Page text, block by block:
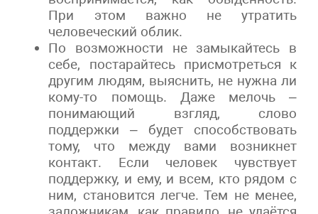
При этом важно не утратить
человеческий облик.
По возможности не замыкайтесь в
себе, постарайтесь присмотреться к
другим людям, выяснить, не нужна ли
кому-то помощь. Даже мелочь –
понимающий взгляд, слово
поддержки – будет способствовать
тому, что между вами возникнет
контакт. Если человек чувствует
поддержку, и ему, и всем, кто рядом с
ним, становится легче. Тем не менее,